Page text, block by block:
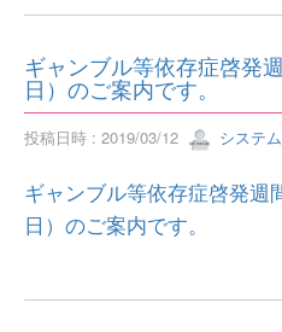
ギャンブル等依存症啓発
日）のご案内です。
投稿日時 : 2019/03/12 システ
ギャンブル等依存症啓発週
日）のご案内です。